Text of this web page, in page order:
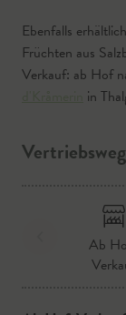
Ebenfalls
Früchten aus
Verkauf: ab Hof
in
Ab